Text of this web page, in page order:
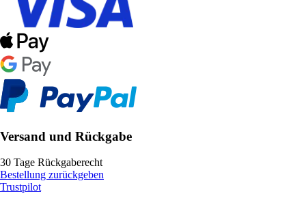
Versand und Rückgabe
30 Tage Rückgaberecht
Bestellung zurückgeben
Trustpilot